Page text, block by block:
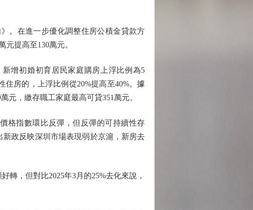
。在進一步優化調整住房公積金貸款方
提高至130萬元。
增初婚初育居民家庭購房上浮比例為5
房的，上浮比例從20%提高至40%。據
元，繳存職工家庭最高可貸351萬元。
指數環比反彈，但反彈的可持續性存
政反映深圳市場表現弱於京滬，新房去
，但對比2025年3月的25%去化來說，